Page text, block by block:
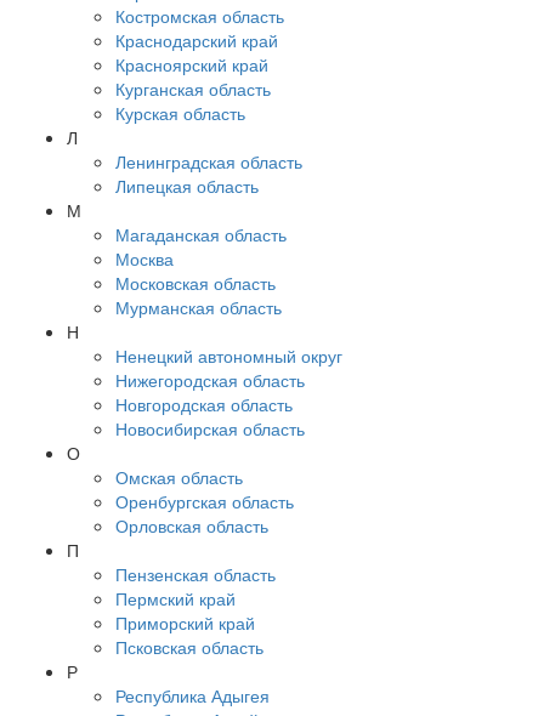
Костромская область
Краснодарский край
Красноярский край
Курганская область
Курская область
Л
Ленинградская область
Липецкая область
М
Магаданская область
Москва
Московская область
Мурманская область
Н
Ненецкий автономный округ
Нижегородская область
Новгородская область
Новосибирская область
О
Омская область
Оренбургская область
Орловская область
П
Пензенская область
Пермский край
Приморский край
Псковская область
Р
Республика Адыгея